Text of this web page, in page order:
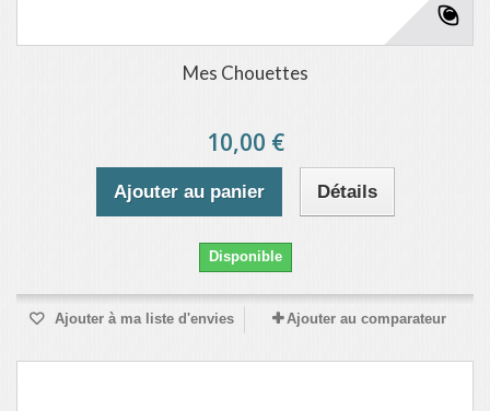
Mes Chouettes
10,00 €
Ajouter au panier Détails
Disponible
Ajouter à ma liste d'envies Ajouter au comparateur